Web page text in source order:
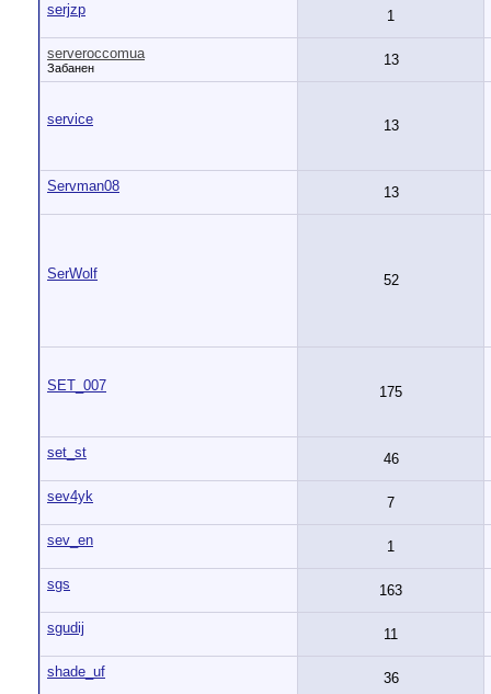
serjzp 1
serveroccomua
Забанен 13
service 13
Servman08 13
SerWolf 52
SET_007 175
set_st 46
sev4yk 7
sev_en 1
sgs 163
sgudij 11
shade_uf 36